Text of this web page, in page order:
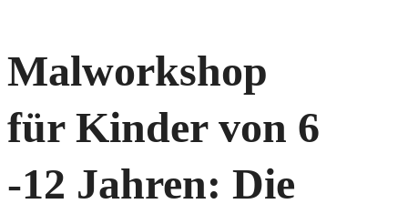
Malworkshop
für Kinder von 6
-12 Jahren: Die